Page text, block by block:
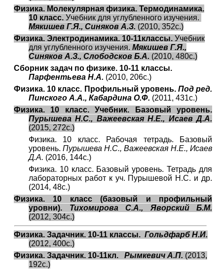
Физика. Молекулярная физика. Термодинамика.
10 класс. Учебник для углубленного изучения.
Мякишев Г.Я., Синяков А.З. (2010, 352с.)
Физика. Электродинамика. 10-11классы. Учебник
для углубленного изучения. Мякишев Г.Я.,
Синяков А.З., Слободсков Б.А. (2010, 480с.)
Сборник задач по физике. 10-11 классы.
Парфентьева Н.А. (2010, 206с.)
Физика. 10 класс. Профильный уровень. Под ред.
Пинского А.А., Кабардина О.Ф. (2011, 431с.)
Физика. 10 класс. Учебник. Базовый уровень.
Пурышева Н.С., Важеевская Н.Е., Исаев Д.А.
(2015, 272с.)
Физика. 10 класс. Рабочая тетрадь. Базовый
уровень. Пурышева Н.С., Важеевская Н.Е., Исаев
Д.А. (2016, 144с.)
Физика. 10 класс. Базовый уровень. Тетрадь для
лабораторных работ к уч. Пурышевой Н.С. и др.
(2014, 48с.)
Физика. 10 класс (базовый и профильный
уровни). Тихомирова С.А., Яворский Б.М.
(2012, 304с.)
Физика. Задачник. 10-11 классы. Гольдфарб Н.И.
(2012, 400с.)
Физика. Задачник. 10-11кл.
Рымкевич А.П. (2013,
192с.)